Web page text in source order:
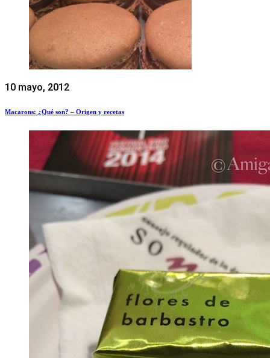
10 mayo, 2012
Macarons: ¿Qué son? – Origen y recetas